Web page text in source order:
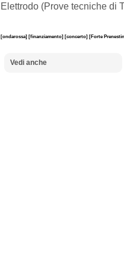
Elettrodo (Prove tecniche di
[ondarossa] [finanziamento] [concerto] [Forte
Vedi anche